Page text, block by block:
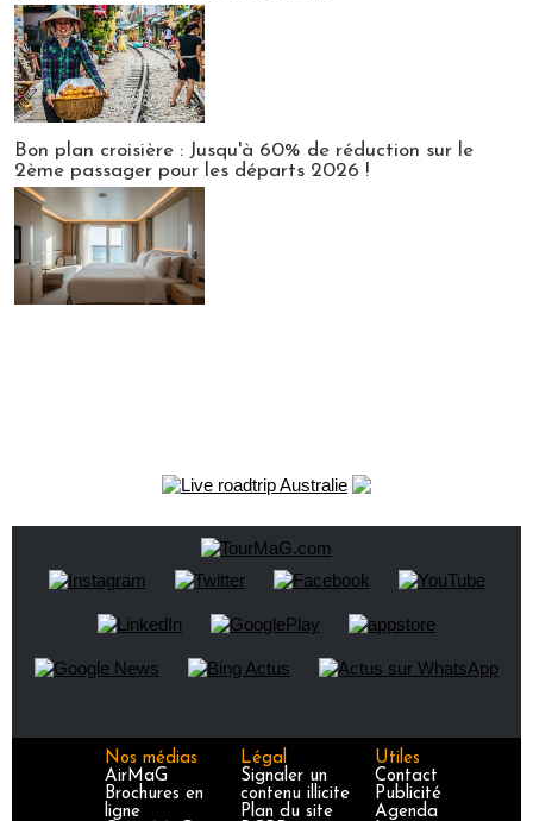
Bon plan croisière : Jusqu'à 60% de réduction sur le
2ème passager pour les départs 2026 !
Nos médias
AirMaG
Brochures en
ligne
Légal
Signaler un
contenu illicite
Plan du site
Utiles
Contact
Publicité
Agenda